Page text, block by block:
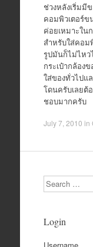
ช่วงหลังเริ่มมี
คอมพิวเตอร์ข
ค่อยเหมาะใน
สำหรับใส่คอม
รูปมันก็ไม่ไหว
กระเป๋ากล้อง
ใส่ของทั่วไปแ
โดนครับเลยต้
ชอบมากครับ
July 7, 2010 in
Search
Login